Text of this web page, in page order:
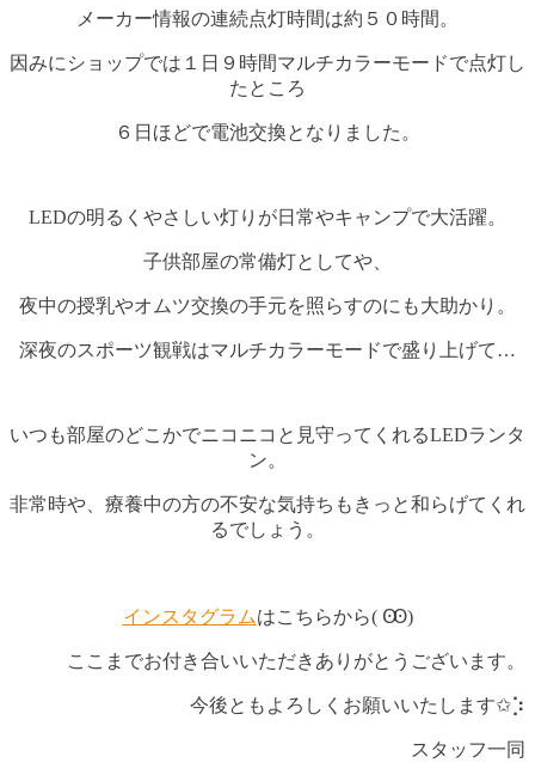
メーカー情報の連続点灯時間は約５０時間。
因みにショップでは１日９時間マルチカラーモードで点灯し
たところ
６日ほどで電池交換となりました。
LEDの明るくやさしい灯りが日常やキャンプで大活躍。
子供部屋の常備灯としてや、
夜中の授乳やオムツ交換の手元を照らすのにも大助かり。
深夜のスポーツ観戦はマルチカラーモードで盛り上げて…
いつも部屋のどこかでニコニコと見守ってくれるLEDランタ
ン。
非常時や、療養中の方の不安な気持ちもきっと和らげてくれ
るでしょう。
インスタグラムはこちらから( Ꙭ)
ここまでお付き合いいただきありがとうございます。
今後ともよろしくお願いいたします✩︎⡱
スタッフ一同